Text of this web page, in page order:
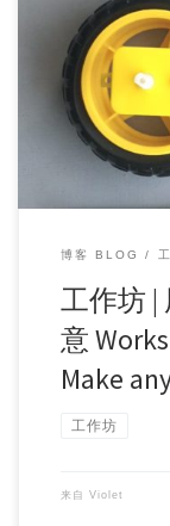
工作坊名称 Topic
[…]
博客 BLOG
工作坊 |
意
Make
工作坊
来自 Violet